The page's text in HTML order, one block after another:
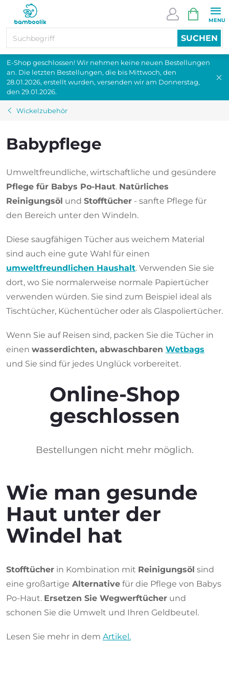
Inhalt
springen
SUCHEN
E-Shop geschlossen! Wir nehmen keine neuen Bestellungen
an. Die letzten Bestellungen, die bis Mittwoch, den
28.01.2026, erstellt wurden, versenden wir am Donnerstag,
den 29.01.2026.
Wickelzubehör
Babypflege
Umweltfreundliche, wirtschaftliche und gesündere
Pflege für Babys Po-Haut. Natürliches
Reinigungsöl und Stofftücher - sanfte Pflege für
den Bereich unter den Windeln.
Diese saugfähigen Tücher aus weichem Material
sind auch eine gute Wahl für einen
umweltfreundlichen Haushalt. Verwenden Sie sie
dort, wo Sie normalerweise normale Papiertücher
verwenden würden. Sie sind zum Beispiel ideal als
Tischtücher, Küchentücher oder als Glaspoliertücher.
Wenn Sie auf Reisen sind, packen Sie die Tücher in
einen wasserdichten, abwaschbaren Wetbags
und Sie sind für jedes Unglück vorbereitet.
Online-Shop
geschlossen
Bestellungen nicht mehr möglich.
Wie man gesunde
Haut unter der
Windel hat
Stofftücher in Kombination mit Reinigungsöl sind
eine großartige Alternative für die Pflege von Babys
Po-Haut. Ersetzen Sie Wegwerftücher und
schonen Sie die Umwelt und Ihren Geldbeutel.
Lesen Sie mehr in dem Artikel.